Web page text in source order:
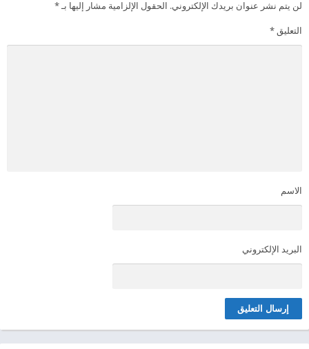
لن يتم نشر عنوان بريدك الإلكتروني. الحقول الإلزامية مشار إليها بـ*
التعليق*
الاسم
البريد الإلكتروني